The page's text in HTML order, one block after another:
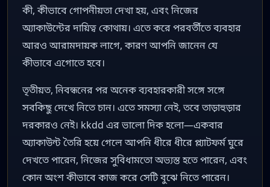
কী, কীভাবে গোপনীয়তা দেখা হয়, এবং নিজের
অ্যাকাউন্টের দায়িত্ব কোথায়। এতে করে পরবর্তীতে ব্যবহার
আরও আরামদায়ক লাগে, কারণ আপনি জানেন যে
কীভাবে এগোতে হবে।
তৃতীয়ত, নিবন্ধনের পর অনেক ব্যবহারকারী সঙ্গে সঙ্গে
সবকিছু দেখে নিতে চান। এতে সমস্যা নেই, তবে তাড়াহুড়ার
দরকারও নেই। kkdd এর ভালো দিক হলো—একবার
অ্যাকাউন্ট তৈরি হয়ে গেলে আপনি ধীরে ধীরে প্ল্যাটফর্ম ঘুরে
দেখতে পারেন, নিজের সুবিধামতো অভ্যস্ত হতে পারেন, এবং
কোন অংশ কীভাবে কাজ করে সেটি বুঝে নিতে পারেন।